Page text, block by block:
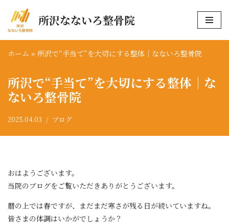
コ
ン
テ
ツ
へ
ス
キ
所沢なないろ整骨院
ホーム » 所沢で“手当て”を大切にする整体｜なないろ整骨院
所沢で“手当て”を大切にする整体｜な
ないろ整骨院
2025.04.03 ブログ
おはようございます。
当院のブログをご覧いただきありがとうございます。
暦の上では春ですが、まだまだ寒さが残る日が続いていますね。
皆さまの体調はいかがでしょうか？